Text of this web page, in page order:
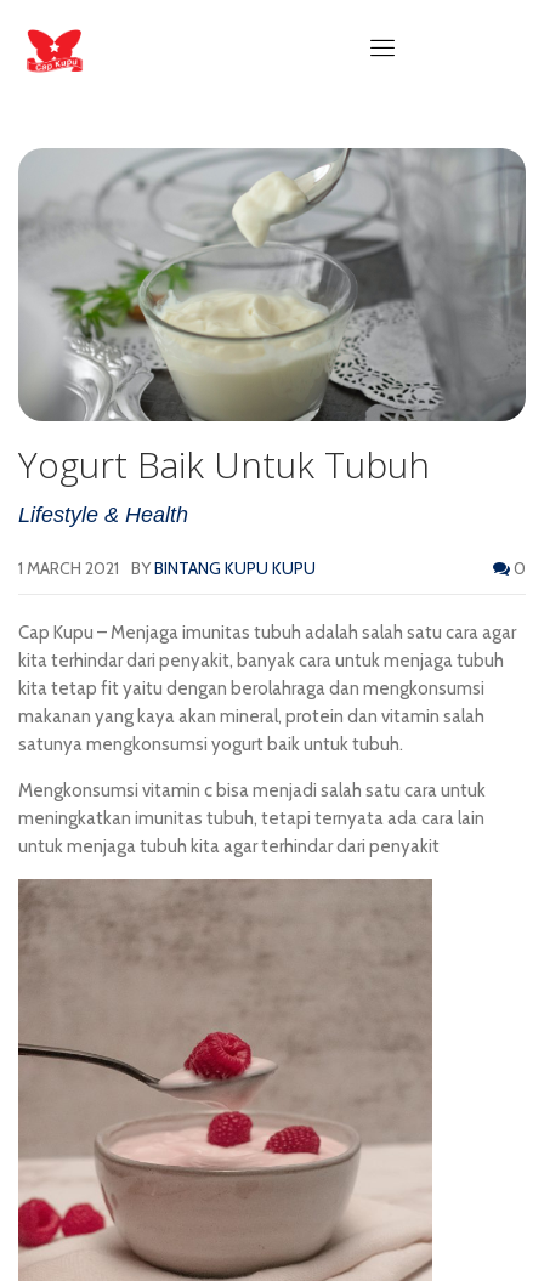
Yogurt Baik Untuk Tubuh
Lifestyle & Health
1 MARCH 2021 BYBINTANG KUPU KUPU 0
Cap Kupu – Menjaga imunitas tubuh adalah salah satu cara agar
kita terhindar dari penyakit, banyak cara untuk menjaga tubuh
kita tetap fit yaitu dengan berolahraga dan mengkonsumsi
makanan yang kaya akan mineral, protein dan vitamin salah
satunya mengkonsumsi yogurt baik untuk tubuh.
Mengkonsumsi vitamin c bisa menjadi salah satu cara untuk
meningkatkan imunitas tubuh, tetapi ternyata ada cara lain
untuk menjaga tubuh kita agar terhindar dari penyakit